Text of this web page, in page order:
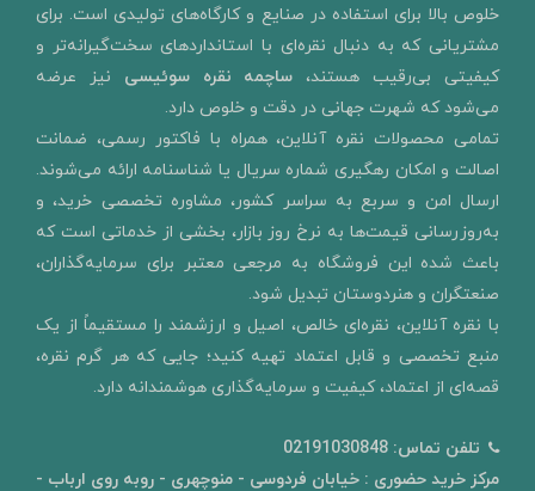
خلوص بالا برای استفاده در صنایع و کارگاه‌های تولیدی است. برای
مشتریانی که به دنبال نقره‌ای با استانداردهای سخت‌گیرانه‌تر و
کیفیتی بی‌رقیب هستند، ساچمه نقره سوئیسی نیز عرضه
می‌شود که شهرت جهانی در دقت و خلوص دارد.
تمامی محصولات نقره آنلاین، همراه با فاکتور رسمی، ضمانت
اصالت و امکان رهگیری شماره سریال یا شناسنامه ارائه می‌شوند.
ارسال امن و سربع به سراسر کشور، مشاوره تخصصی خرید، و
به‌روزرسانی قیمت‌ها به نرخ روز بازار، بخشی از خدماتی است که
باعث شده این فروشگاه به مرجعی معتبر برای سرمایه‌گذاران،
صنعتگران و هنردوستان تبدیل شود.
با نقره آنلاین، نقره‌ای خالص، اصیل و ارزشمند را مستقیماً از یک
منبع تخصصی و قابل اعتماد تهیه کنید؛ جایی که هر گرم نقره،
قصه‌ای از اعتماد، کیفیت و سرمایه‌گذاری هوشمندانه دارد.
تلفن تماس: 02191030848
مرکز خرید حضوری : خیابان فردوسی - منوچهری - روبه روی ارباب -